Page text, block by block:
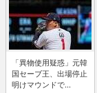
「異物使用疑惑」元韓
国セーブ王、出場停止
明けマウンドで...